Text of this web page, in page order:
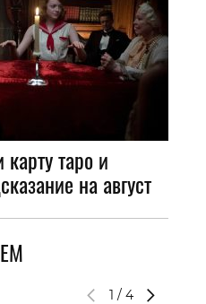
таро и
на август
1 / 4